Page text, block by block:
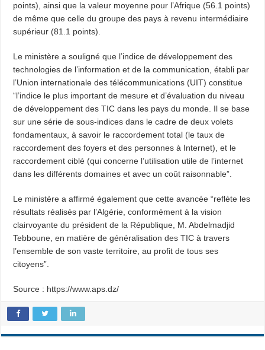
points), ainsi que la valeur moyenne pour l’Afrique (56.1 points)
de même que celle du groupe des pays à revenu intermédiaire
supérieur (81.1 points).
Le ministère a souligné que l’indice de développement des
technologies de l’information et de la communication, établi par
l’Union internationale des télécommunications (UIT) constitue
“l’indice le plus important de mesure et d’évaluation du niveau
de développement des TIC dans les pays du monde. Il se base
sur une série de sous-indices dans le cadre de deux volets
fondamentaux, à savoir le raccordement total (le taux de
raccordement des foyers et des personnes à Internet), et le
raccordement ciblé (qui concerne l’utilisation utile de l’internet
dans les différents domaines et avec un coût raisonnable”.
Le ministère a affirmé également que cette avancée “reflète les
résultats réalisés par l’Algérie, conformément à la vision
clairvoyante du président de la République, M. Abdelmadjid
Tebboune, en matière de généralisation des TIC à travers
l’ensemble de son vaste territoire, au profit de tous ses
citoyens”.
Source : https://www.aps.dz/